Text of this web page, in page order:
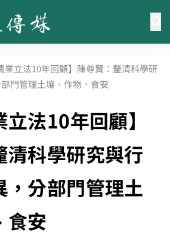
業立法10年回顧】陳尊賢：釐清科學研
門管理土壤、作物、食安
法10年回顧】
科學研究與行
分部門管理土
安